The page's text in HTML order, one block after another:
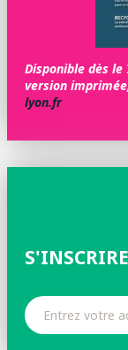
Disponible dès
version
lyon.fr